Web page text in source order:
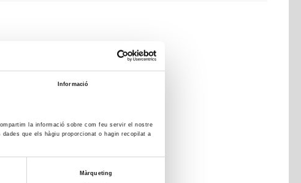
Informació
la informació sobre com feu servir el nostre
que els hàgiu proporcionat o hagin recopilat a
Màrqueting